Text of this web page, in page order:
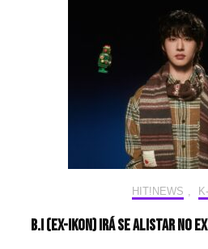
HIT!NEWS ,
B.I (ex-iKON) irá se alistar no